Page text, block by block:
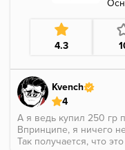
4.3
Kvench
4
А я ведь купил 250 гр
Впринципе, я ничего
Так получается, что